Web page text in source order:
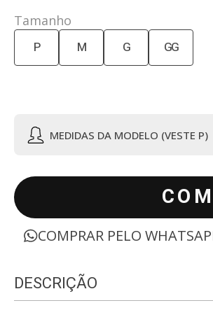
Tamanho
P M G GG
MEDIDAS DA MODELO (VESTE P)
COMPRAR PELO
DESCRIÇÃO